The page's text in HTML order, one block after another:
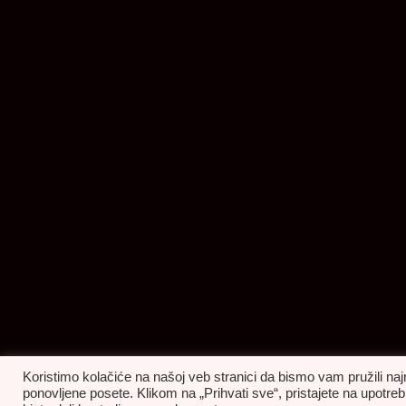
Koristimo kolačiće na našoj veb stranici da bismo vam pružili
ponovljene posete. Klikom na „Prihvati sve“, pristajete na